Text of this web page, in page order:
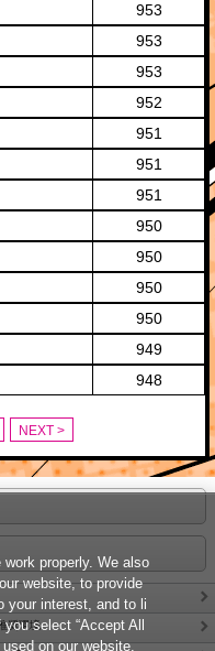
953
953
953
952
951
951
951
950
950
950
950
949
948
NEXT >
奨環境
properly. We also
website, to provide
your interest, and to li
select “Accept All
on our website.